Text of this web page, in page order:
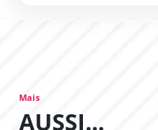
Mais
AUSSI...